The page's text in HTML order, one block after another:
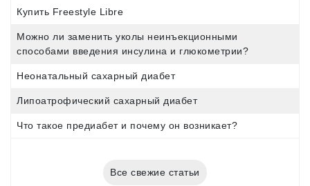
Купить Freestyle Libre
Можно ли заменить уколы неинъекционными
способами введения инсулина и глюкометрии?
Неонатальный сахарный диабет
Липоатрофический сахарный диабет
Что такое предиабет и почему он возникает?
Все свежие статьи